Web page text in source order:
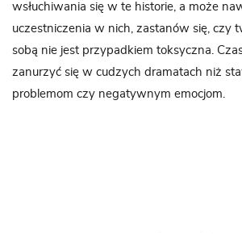
wsłuchiwania się w te historie, a może
uczestniczenia w nich, zastanów się, czy
sobą nie jest przypadkiem toksyczna.
zanurzyć się w cudzych dramatach niż
problemom czy negatywnym emocjom.